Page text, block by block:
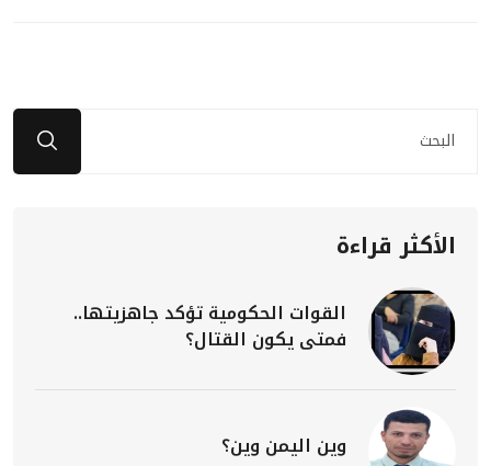
الأكثر قراءة
القوات الحكومية تؤكد جاهزيتها..
فمتى يكون القتال؟
وين اليمن وين؟